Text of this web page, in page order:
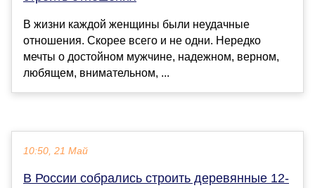
В жизни каждой женщины были неудачные
отношения. Скорее всего и не одни. Нередко
мечты о достойном мужчине, надежном, верном,
любящем, внимательном, ...
10:50, 21 Май
В России собрались строить деревянные 12-